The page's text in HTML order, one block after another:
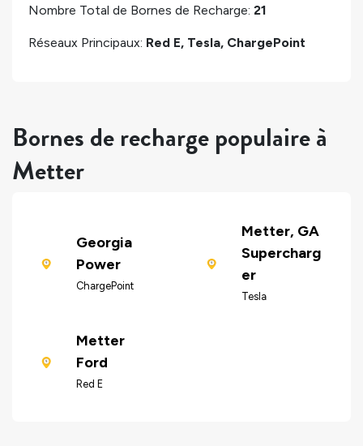
Nombre Total de Bornes de Recharge: 21
Réseaux Principaux: Red E, Tesla, ChargePoint
Bornes de recharge populaire à
Metter
Georgia
Power
ChargePoint
Metter, GA
Supercharg
er
Tesla
Metter
Ford
Red E